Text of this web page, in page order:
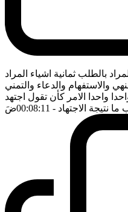
بالطلب ثمانية اشياء المراد
والاستفهام والدعاء والتمني
واحدا الامر كأن تقول اجتهد
نتيجة الاجتهاد - 00:08:11 ضَ